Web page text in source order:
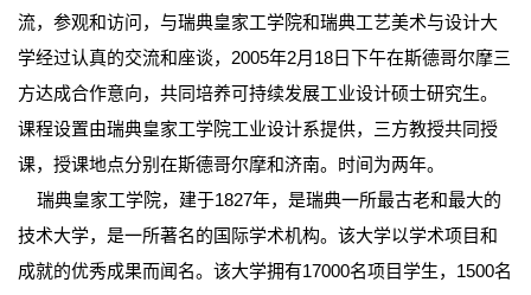
流，参观和访问，与瑞典皇家工学院和瑞典工艺美术与设计大
学经过认真的交流和座谈，2005年2月18日下午在斯德哥尔摩三
方达成合作意向，共同培养可持续发展工业设计硕士研究生。
课程设置由瑞典皇家工学院工业设计系提供，三方教授共同授
课，授课地点分别在斯德哥尔摩和济南。时间为两年。
瑞典皇家工学院，建于1827年，是瑞典一所最古老和最大的
技术大学，是一所著名的国际学术机构。该大学以学术项目和
成就的优秀成果而闻名。该大学拥有17000名项目学生，1500名